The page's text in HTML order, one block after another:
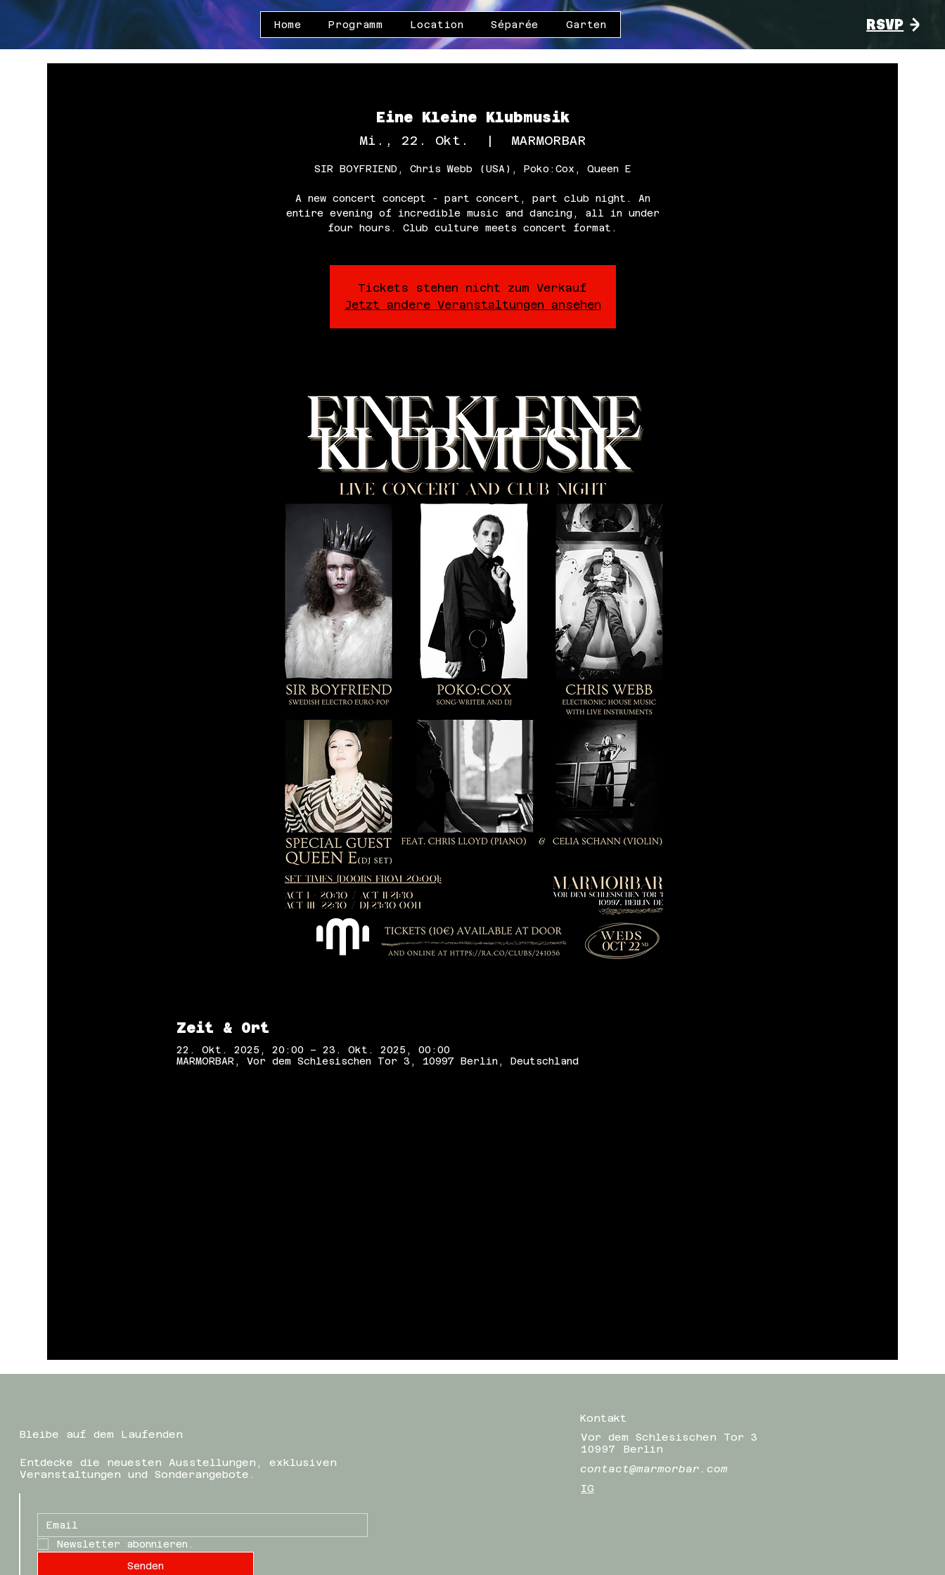
RSVP
Home Programm Location Séparée Garten
Eine Kleine Klubmusik
Mi., 22. Okt.
  |
MARMORBAR
SIR BOYFRIEND, Chris Webb (USA), Poko:Cox, Queen E
A new concert concept - part concert, part club night. An
entire evening of incredible music and dancing, all in under
four hours. Club culture meets concert format.
Tickets stehen nicht zum Verkauf
Jetzt andere Veranstaltungen ansehen
Zeit & Ort
22. Okt. 2025, 20:00 – 23. Okt. 2025, 00:00
MARMORBAR, Vor dem Schlesischen Tor 3, 10997 Berlin, Deutschland
Bleibe auf dem Laufenden
Entdecke die neuesten Ausstellungen, exklusiven
Veranstaltungen und Sonderangebote.
Newsletter abonnieren.
Senden
Kontakt
Vor dem Schlesischen Tor 3
10997 Berlin
contact@marmorbar.com
IG